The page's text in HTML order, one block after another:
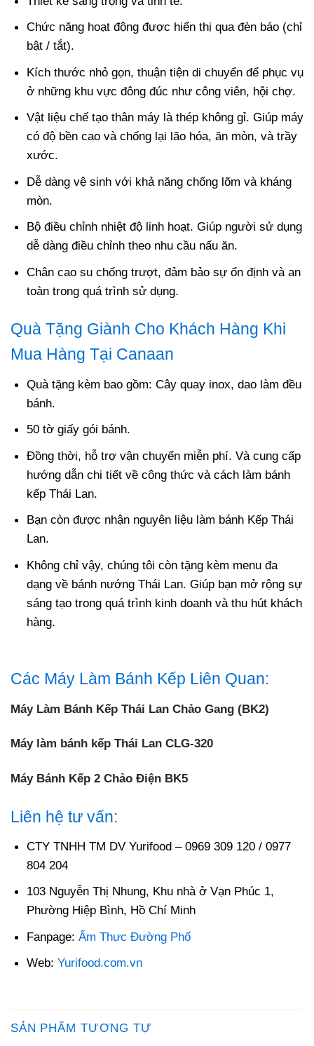
Chức năng hoạt động được hiển thị qua đèn báo (chỉ
bật / tắt).
Kích thước nhỏ gọn, thuận tiện di chuyển để phục vụ
ở những khu vực đông đúc như công viên, hội chợ.
Vật liệu chế tạo thân máy là thép không gỉ. Giúp máy
có độ bền cao và chống lại lão hóa, ăn mòn, và trầy
xước.
Dễ dàng vệ sinh với khả năng chống lõm và kháng
mòn.
Bộ điều chỉnh nhiệt độ linh hoạt. Giúp người sử dụng
dễ dàng điều chỉnh theo nhu cầu nấu ăn.
Chân cao su chống trượt, đảm bảo sự ổn định và an
toàn trong quá trình sử dụng.
Quà Tặng Giành Cho Khách Hàng Khi
Mua Hàng Tại Canaan
Quà tặng kèm bao gồm: Cây quay inox, dao làm đều
bánh.
50 tờ giấy gói bánh.
Đồng thời, hỗ trợ vận chuyển miễn phí. Và cung cấp
hướng dẫn chi tiết về công thức và cách làm bánh
kếp Thái Lan.
Bạn còn được nhận nguyên liệu làm bánh Kếp Thái
Lan.
Không chỉ vậy, chúng tôi còn tặng kèm menu đa
dạng về bánh nướng Thái Lan. Giúp bạn mở rộng sự
sáng tạo trong quá trình kinh doanh và thu hút khách
hàng.
Các Máy Làm Bánh Kếp Liên Quan:
Máy Làm Bánh Kếp Thái Lan Chảo Gang (BK2)
Máy làm bánh kếp Thái Lan CLG-320
Máy Bánh Kếp 2 Chảo Điện BK5
Liên hệ tư vấn:
CTY TNHH TM DV Yurifood – 0969 309 120 / 0977
804 204
103 Nguyễn Thị Nhung, Khu nhà ở Vạn Phúc 1,
Phường Hiệp Bình, Hồ Chí Minh
Fanpage: Ẩm Thực Đường Phố
Web: Yurifood.com.vn
SẢN PHẨM TƯƠNG TỰ